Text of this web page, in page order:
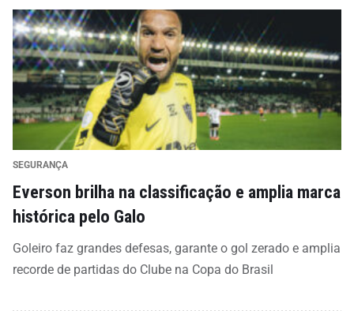
SEGURANÇA
Everson brilha na classificação e amplia marca
histórica pelo Galo
Goleiro faz grandes defesas, garante o gol zerado e amplia
recorde de partidas do Clube na Copa do Brasil